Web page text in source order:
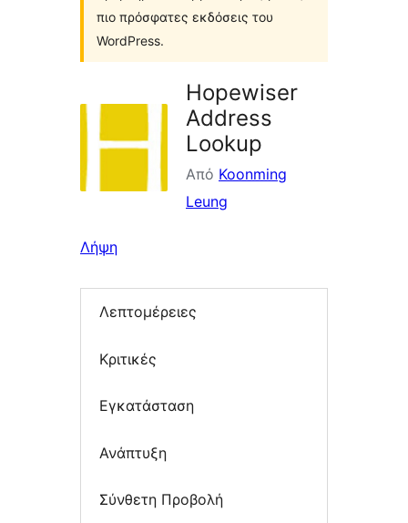
πιο πρόσφατες εκδόσεις του
WordPress.
Hopewiser
Address
Lookup
Από Koonming
Leung
Λήψη
Λεπτομέρειες
Κριτικές
Εγκατάσταση
Ανάπτυξη
Σύνθετη Προβολή